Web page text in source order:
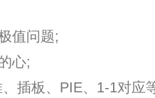
值问题;
心;
插板、PIE、1-1对应